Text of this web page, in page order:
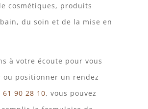
cosmétiques, produits
du soin et de la mise en
à votre écoute pour vous
ou positionner un rendez
61 90 28 10, vous pouvez